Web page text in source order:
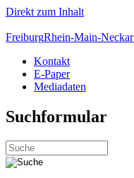
Direkt zum Inhalt
FreiburgRhein-Main-Neckar
Kontakt
E-Paper
Mediadaten
Suchformular